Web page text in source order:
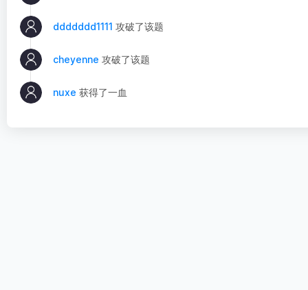
ddddddd1111 攻破了该题
cheyenne 攻破了该题
nuxe 获得了一血